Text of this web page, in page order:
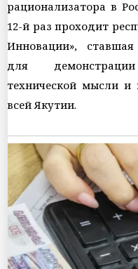
рационализатора в
12-й раз проходит
Инновации»,
для
технической мысли
всей Якутии.